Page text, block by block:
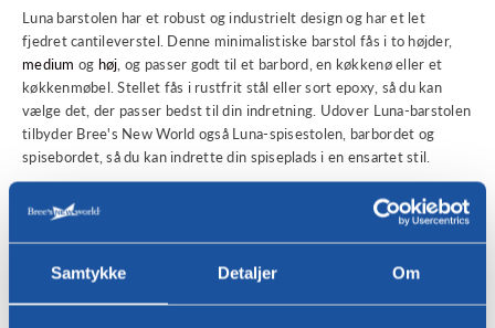
Samtykke Detaljer Om
Luna barstolen har et robust og industrielt design og har et let
fjedret cantileverstel. Denne minimalistiske barstol fås i to højder,
medium og høj , og passer godt til et barbord, en køkkenø eller et
køkkenmøbel. Stellet fås i rustfrit stål eller sort epoxy, så du kan
vælge det, der passer bedst til din indretning. Udover Luna-barstolen
tilbyder Bree's New World også Luna-spisestolen, barbordet og
spisebordet, så du kan indrette din spiseplads i en ensartet stil.
Barstolen har et moderne og elegant look. Det
minimalistiske medestel giver et luftigt udseende og en stabil base.
Barstolen har en sort ramme og et sæde af robust, forvitret læder,
der bidrager til et varmt og industrielt look i køkkenet eller stuen.
Ace II-F fås, ligesom alle barstole fra Bree's New World, i
hvilket gør den velegnet til forskellige anvendelser. Stellet fås i